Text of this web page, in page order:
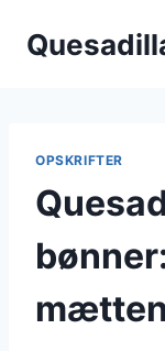
OPSKRIFTER